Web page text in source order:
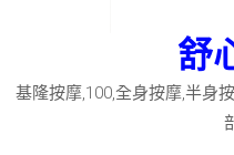
舒
基隆按摩,100,全身按摩,半身